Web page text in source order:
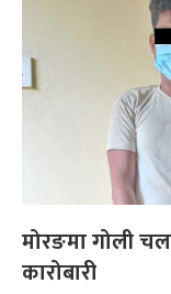
मोरङमा गोली
कारोबारी